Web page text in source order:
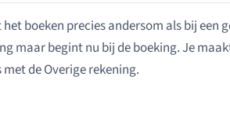
boeken precies andersom als bij een
maar begint nu bij de boeking. Je
de Overige rekening.